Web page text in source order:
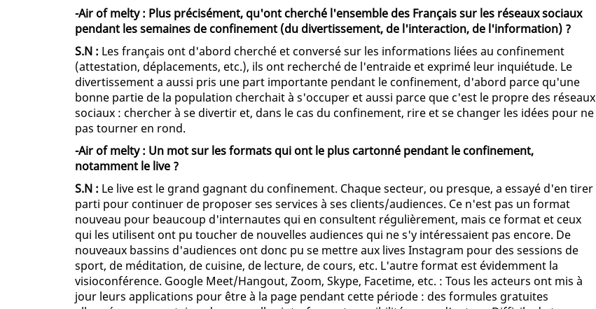
-Air of melty : Plus précisément, qu'ont cherché l'ensemble des Français sur les réseaux sociaux
pendant les semaines de confinement (du divertissement, de l'interaction, de l'information) ?
S.N : Les français ont d'abord cherché et conversé sur les informations liées au confinement
(attestation, déplacements, etc.), ils ont recherché de l'entraide et exprimé leur inquiétude. Le
divertissement a aussi pris une part importante pendant le confinement, d'abord parce qu'une
bonne partie de la population cherchait à s'occuper et aussi parce que c'est le propre des réseaux
sociaux : chercher à se divertir et, dans le cas du confinement, rire et se changer les idées pour ne
pas tourner en rond.
-Air of melty : Un mot sur les formats qui ont le plus cartonné pendant le confinement,
notamment le live ?
S.N : Le live est le grand gagnant du confinement. Chaque secteur, ou presque, a essayé d'en tirer
parti pour continuer de proposer ses services à ses clients/audiences. Ce n'est pas un format
nouveau pour beaucoup d'internautes qui en consultent régulièrement, mais ce format et ceux
qui les utilisent ont pu toucher de nouvelles audiences qui ne s'y intéressaient pas encore. De
nouveaux bassins d'audiences ont donc pu se mettre aux lives Instagram pour des sessions de
sport, de méditation, de cuisine, de lecture, de cours, etc. L'autre format est évidemment la
visioconférence. Google Meet/Hangout, Zoom, Skype, Facetime, etc. : Tous les acteurs ont mis à
jour leurs applications pour être à la page pendant cette période : des formules gratuites